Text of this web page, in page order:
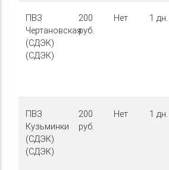
ПВЗ
Чертановская
(СДЭК)
(СДЭК)
200
руб.
Нет 1 дн.
ПВЗ
Кузьминки
(СДЭК)
(СДЭК)
200
руб.
Нет 1 дн.